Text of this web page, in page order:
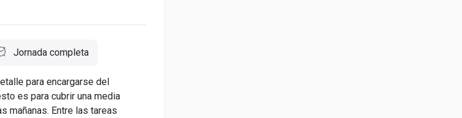
Jornada completa
para encargarse del
es para cubrir una media
mañanas. Entre las tareas